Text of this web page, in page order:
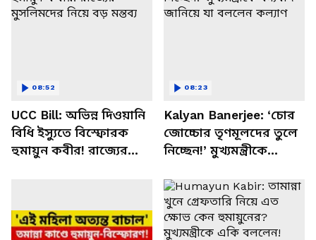
UCC Bill: অভিন্ন দিওয়ানি
বিধি ইস্যুতে বিস্ফোরক
হুমায়ুন কবীর! রাজ্যের
08:52
Kalyan Banerjee: ‘চোর
জোচ্চোর তৃণমূলদের তুলে
নিচ্ছেন!’ মুখ্যমন্ত্রীকে
কল্যাণ
08:23